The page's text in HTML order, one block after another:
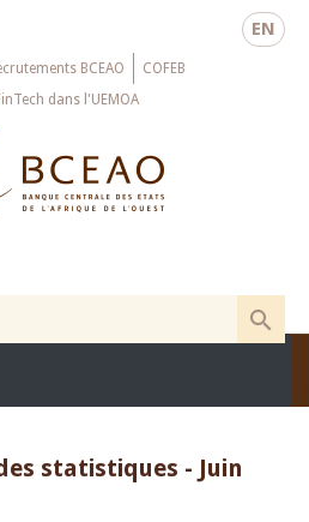
EN
BCEAO
COFEB
dans l'UEMOA
statistiques - Juin